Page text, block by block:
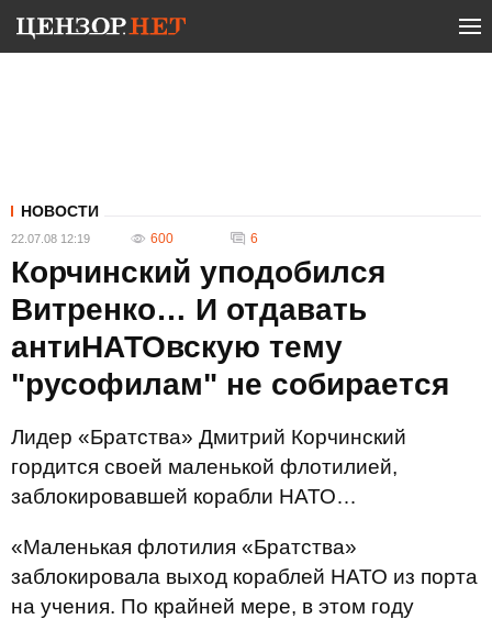
НОВОСТИ
22.07.08 12:19 600 6
Корчинский уподобился
Витренко… И отдавать
антиНАТОвскую тему
"русофилам" не собирается
Лидер «Братства» Дмитрий Корчинский
гордится своей маленькой флотилией,
заблокировавшей корабли НАТО…
«Маленькая флотилия «Братства»
заблокировала выход кораблей НАТО из порта
на учения. По крайней мере, в этом году